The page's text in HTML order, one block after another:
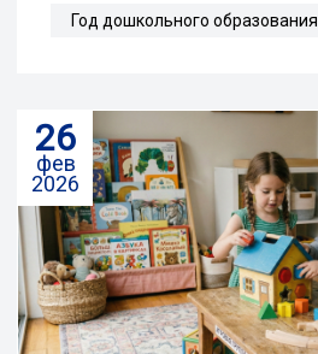
Год дошкольного образования
26
фев
2026